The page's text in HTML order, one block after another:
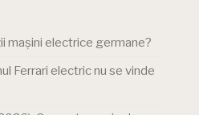
mașini electrice germane?
Ferrari electric nu se vinde